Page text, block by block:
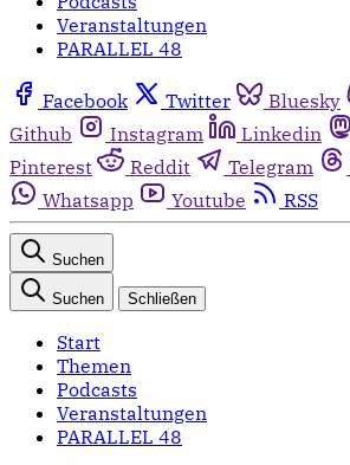
Veranstaltungen
PARALLEL 48
Facebook Twitter Bluesky
Github
Instagram Linkedin
Pinterest
Reddit Telegram
Whatsapp
Youtube RSS
Suchen
Suchen Schließen
Start
Themen
Podcasts
Veranstaltungen
PARALLEL 48